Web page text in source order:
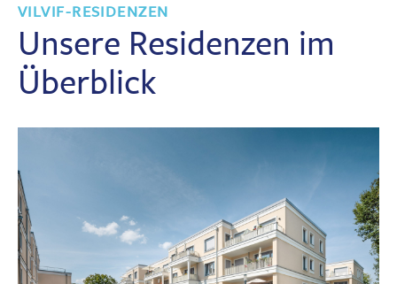
VILVIF-RESIDENZEN
Unsere Residenzen im
Überblick